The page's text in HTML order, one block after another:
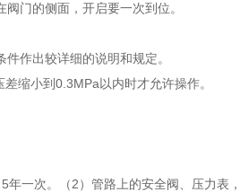
门的侧面，开启要一次到位。
作出较详细的说明和规定。
缩小到0.3MPa以内时才允许操作。
年一次。（2）管路上的安全阀、压力表